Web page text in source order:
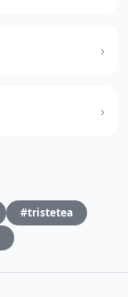
#tristetea